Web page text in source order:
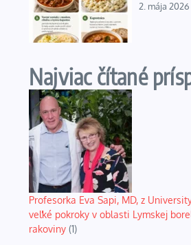
2. mája 2026
Najviac čítané
Profesorka Eva Sapi, MD, z
veľké pokroky v oblasti Lymskej
rakoviny (1)